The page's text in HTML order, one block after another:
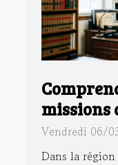
missions
justice
Vendredi 06/
Dans la